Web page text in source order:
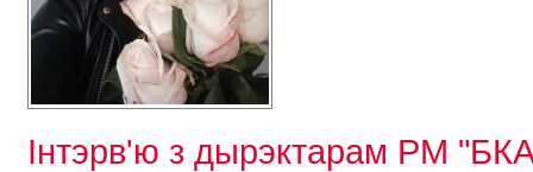
Інтэрв'ю з дырэктарам РМ